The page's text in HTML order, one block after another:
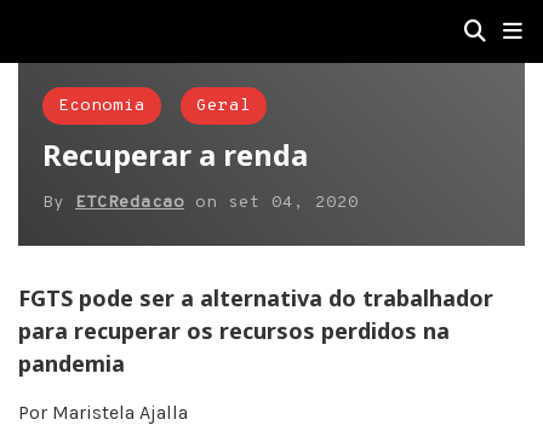
Economia Geral
Recuperar a renda
By ETCRedacao on set 04, 2020
FGTS pode ser a alternativa do trabalhador
para recuperar os recursos perdidos na
pandemia
Por Maristela Ajalla